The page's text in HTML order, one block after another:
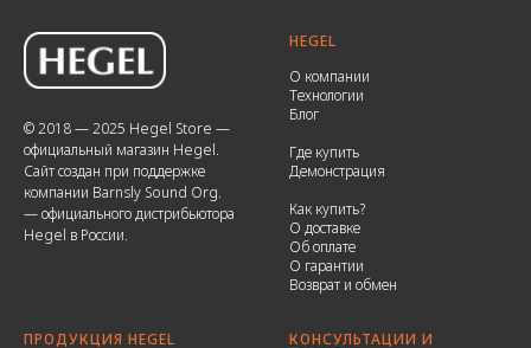
© 2018 — 2025 Hegel Store —
официальный магазин Hegel.
Сайт создан при поддержке
компании Barnsly Sound Org.
— официального дистрибьютора
Hegel в России.
HEGEL
О компании
Технологии
Блог
Где купить
Демонстрация
Как купить?
О доставке
Об оплате
О гарантии
Возврат и обмен
ПРОДУКЦИЯ HEGEL
КОНСУЛЬТАЦИИ И